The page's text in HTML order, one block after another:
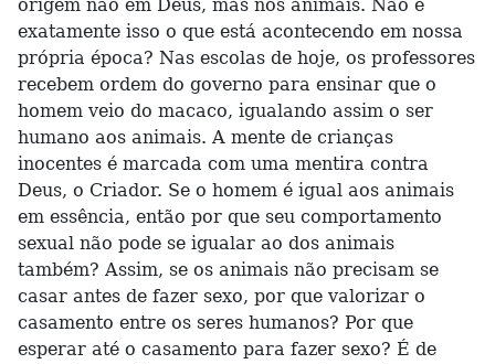
origem não em Deus, mas nos animais. Não é
exatamente isso o que está acontecendo em nossa
própria época? Nas escolas de hoje, os professores
recebem ordem do governo para ensinar que o
homem veio do macaco, igualando assim o ser
humano aos animais. A mente de crianças
inocentes é marcada com uma mentira contra
Deus, o Criador. Se o homem é igual aos animais
em essência, então por que seu comportamento
sexual não pode se igualar ao dos animais
também? Assim, se os animais não precisam se
casar antes de fazer sexo, por que valorizar o
casamento entre os seres humanos? Por que
esperar até o casamento para fazer sexo? É de